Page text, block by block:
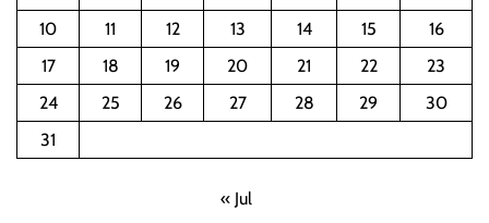
10
11 12 13 14 15
16
17
18 19 20 21 22
23
24
25 26 27 28 29
30
31
« Jul